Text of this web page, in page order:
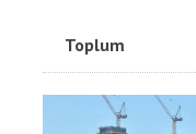
Toplum